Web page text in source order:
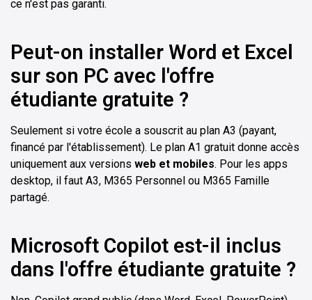
ce n'est pas garanti.
Peut-on installer Word et Excel
sur son PC avec l'offre
étudiante gratuite ?
Seulement si votre école a souscrit au plan A3 (payant,
financé par l'établissement). Le plan A1 gratuit donne accès
uniquement aux versions web et mobiles. Pour les apps
desktop, il faut A3, M365 Personnel ou M365 Famille
partagé.
Microsoft Copilot est-il inclus
dans l'offre étudiante gratuite ?